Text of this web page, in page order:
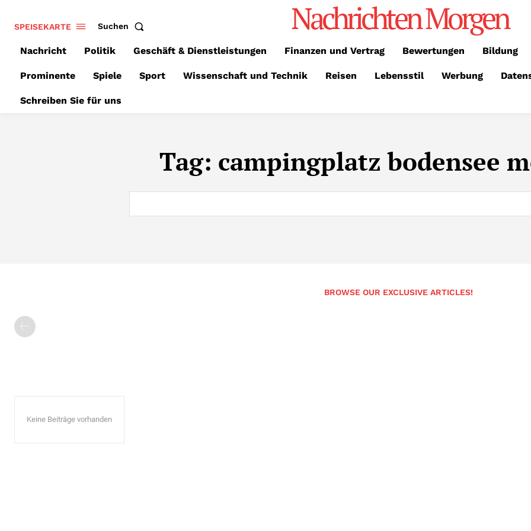
SPEISEKARTE Suchen Nachrichten Morgen
Nachricht Politik Geschäft & Dienstleistungen Finanzen und Vertrag Bewertungen Bildung
Prominente Spiele Sport Wissenschaft und Technik Reisen Lebensstil Werbung
Schreiben Sie für uns
Tag: campingplatz bodensee
BROWSE OUR EXCLUSIVE ARTICLES!
Keine Beiträge vorhanden